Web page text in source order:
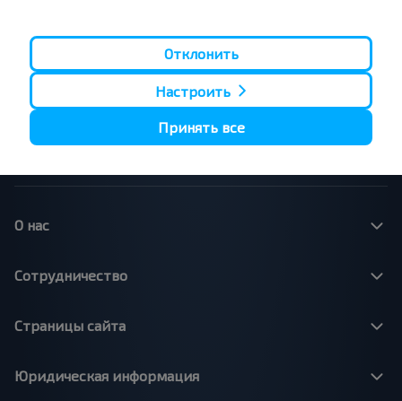
Вильнюс - Минск
Полоцк - Рига
Минск - Вильнюс
Минск - Москва
Москва - Барановичи
Брест - Варшава
О нас
Сотрудничество
Страницы сайта
Юридическая информация
Отклонить
Настроить
Принять все